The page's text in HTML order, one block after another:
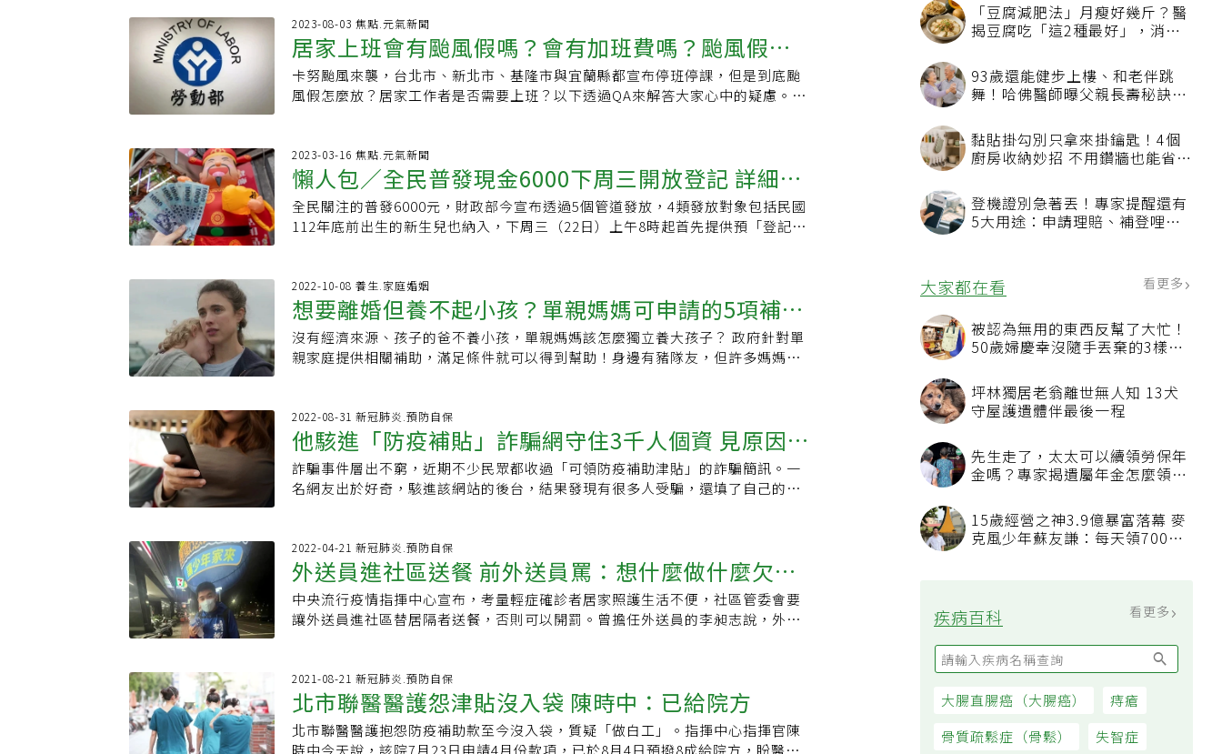
「豆腐減肥法」月瘦好幾斤？醫
揭豆腐吃「這2種最好」，消脹
93歲還能健步上樓、和老伴跳
舞！哈佛醫師曝父親長壽秘訣：
黏貼掛勾別只拿來掛鑰匙！4個
廚房收納妙招 不用鑽牆也能省空
登機證別急著丟！專家提醒還有
5大用途：申請理賠、補登哩程
大家都在看 看更多
被認為無用的東西反幫了大忙！
50歲婦慶幸沒隨手丟棄的3樣物
坪林獨居老翁離世無人知 13犬
守屋護遺體伴最後一程
先生走了，太太可以續領勞保年
金嗎？專家揭遺屬年金怎麼領，
15歲經營之神3.9億暴富落幕 麥
克風少年蘇友謙：每天領700元
疾病百科 看更多
大腸直腸癌（大腸癌）
痔瘡
骨質疏鬆症（骨鬆）
失智症
需經費已列入115年度預算並送交新竹市議會審議，盼市議會支持。待預算通過並
完成相關行政程序後，將會將申請方式及注意事項等規定公告周知。代理市長邱
臣遠表示，隨著高齡化社會來臨，市府除持續讓敬老卡更好用、續發安老津貼及
重陽敬老禮金、推廣共餐據點服務及提供免費假牙補助、帶狀皰疹疫苗補助外，
呷百二。
受惠，以國民年金人口160萬人最多。政府自101年起建立社福津貼及國民年金給
付調整機制，明定每4 年參照消費者物價指數（CPI）成長率，調整各項主要社福
津貼及國民年金給付額度，行政院曾於去年9月14日宣布，113年社福津貼及國民
年金依法參照112年較108年CPI成長率，暫估為7%調整給付額度，並於本月5日
公布112年CPI為105.52，較108年的98.30成長7.34%。社家署副署長周道君表
助，以及弱勢兒少生活補助、身障生活補助、中低收入老人收活津貼，發放時間
調整至當月10日前入帳。周道君說，因社福津貼發放行政作業是由地方政府進
行，過去常有縣市不同調的情況，社福資格與戶籍連動，若民眾有遷居情況，恐
會連何時拿到何種津貼都不清楚，故隨本次CPI調整，一併要求縣市統一發放時
放，並於今日前入帳。2月份起將依調增後之CPI 成長率 7.34%核發金額，同時
補足1月份核發之差額。國民年金則維持依法於次月底前核發，即2月底核發依
CPI成長率7.34%調增之1月份年金。各項社會福利津貼及國民年金給付調增情
形，依據地區、對象、補助項目及款別不同，調增金額在新台幣150元至1248元
不等，對於此次調整，民眾如有不清楚之處，可向戶籍所在地之直轄市及縣市政
2023-08-03 焦點.元氣新聞
居家上班會有颱風假嗎？會有加班費嗎？颱風假相
關資訊懶人包
卡努颱風來襲，台北市、新北市、基隆市與宜蘭縣都宣布停班停課，但是到底颱
風假怎麼放？居家工作者是否需要上班？以下透過QA來解答大家心中的疑慮。
作可能者，是否調整為居家工作，應由勞雇雙方於事前妥為約定。白話來說，就
是原本工作如果可以調整成居家工作，應該要事前約定，如果沒有事先約定好，
那麼員工是可以拒絕的。但勞動部也同時提醒，依照《天然災害發生事業單位勞
工出勤管理及工資給付要點》，颱風假屬於「無薪假」，雇主是可以不給薪。勞
動部補充說明，勞工因颱風來襲無法出勤者，就算是居家工作，但還是因受災而
不利之處分。如果是原本就居家工作的人，是不是就沒有颱風假？勞動部2023年
7月因杜蘇芮所發佈的新聞稿指出，原就約定居家工作的勞工，其勞務的履行，如
不因颱風來襲而有影響，可以依原約定履行勞務，雇主並應照給工資；但若仍受
有影響致無法提供勞務，雇主不得予以各項不利之處分。也就是說，颱風假的原
已經宣布停班停課，但老闆要求到公司上班，可以拒絕嗎？依照《天然災害發生
事業單位勞工出勤管理及工資給付要點》第六點，如果出現下列情形時，員工可
以拒絕出勤。●勞工工作所在地宣布停止辦公。●勞工工作所在地沒有宣布停止
辦公，但勞工因為颱風、洪水、地震等因素阻塞交通。●勞工工作所在地沒有宣
布停止辦公，但勞工的居住地區或其正常上（下）班必經地區被宣布停止辦公。
果颱風天出勤，會有加班費嗎？依照《天然災害發生事業單位勞工出勤管理及工
資給付要點》第七點，勞工因前點所定之情形無法出勤工作，雇主宜不扣發工
資。但應雇主之要求而出勤，雇主除當日工資照給外，宜加給勞工工資，並提供
交通工具、交通津貼或其他必要之協助。也就是說，如果當天本來就是工作天，
數企業會選擇給薪，或是提供額外津貼、交通工具等。颱風假居家上班可以請補
休嗎？每周2天進辦公室，3天居家辦公，颱風假當天居家上班，想說因為是居家
不影響工作繼續上班，但可以在進辦公室的日子申請補休嗎？104人力銀行強調，
颱風假非一般假勤，主要目的為保障員工出勤時的安全，居家上班者遇到颱風
2023-03-16 焦點.元氣新聞
懶人包／全民普發現金6000下周三開放登記 詳細4
步驟教學
全民關注的普發6000元，財政部今宣布透過5個管道發放，4類發放對象包括民國
112年底前出生的新生兒也納入，下周三（22日）上午8時起首先提供預「登記入
帳」及「特定對象造冊」5種方式，其中登記入帳可最快領到錢，再來是透過ATM
領現，原則上除了四大超商的ATM以外，還有8個公營行庫、部份民營銀行的ATM
可以領取。「登記入帳」管道，由財政部偕同數位部規劃建置專屬「6,000網站」
（https://6000.gov.tw），並於下周三(3月22日)上午8時起提供預登記服務，只
要透過手機、平板或者電腦上網填寫必要資料，免讀卡機、免插卡，後續登記資
底前出生的新生兒，也會納入發放對象。不過由於特別預算案還沒有通過，目前
尚無法撥款入帳。預估將在完成預算法定程序、總統公布生效後5個營業日開始陸
續撥款入帳。【5類發放對象】1.我國國民(含112年底前國內出生並領有出生證明
之新生兒)2.取得居留許可的無戶籍國民3.持永久居留證的外國人4.大陸地區人民
6000.gov.tw2.ATM領現：指定金融機構3.郵局領現4.直接入帳：特定對象，包含
領取勞保年金、國民年金、老農津貼、勞退、身障補助、中低收入老人津貼等民
眾。5.特定偏鄉造冊發放：屏東縣獅子鄉、花蓮萬榮鄉、臺東縣金峰鄉【「登記
入帳」方式】登記原則：由本人登記，父母或法定代理人可為未滿13歲的未成年
子女代領。登記網站：6,000網站登記期間：3月22日至3月26日。【註】登記前5
放修改以及查詢登記資料是否正確登記步驟第1步：用電腦或手機、平板連上「全
民共享普發現金」（https://6000.gov.tw）網站，點選「登記入帳」。第2步：
依序輸入領取者本人的「身分證字號或居留證號」、「金融機構代號」、「金融
機構帳號」及「健保卡號」。請注意金融機構帳戶資料必須填寫本人帳戶，才能
2022-10-08 養生.家庭婚姻
想要離婚但養不起小孩？單親媽媽可申請的5項補助
懶人包
沒有經濟來源、孩子的爸不養小孩，單親媽媽該怎麼獨立養大孩子？ 政府針對單
親家庭提供相關補助，滿足條件就可以得到幫助！身邊有豬隊友，但許多媽媽卻
補助，不管是生活，還是小孩的教育，政府都顧慮到了。特殊境遇家庭扶助特殊
境遇家庭扶助包括緊急生活扶助、子女生活津貼、子女教育補助、傷病醫療補
助、兒童托育津貼、法律訴訟補助及創業貸款補助。雖然一開始是為了幫助特殊
情況的婦女所創，但現在不止是女性可以申請，只要有符合條件的「單親家庭」
都可以申請！本文主要介紹「緊急生活扶助」、「子女生活津貼」、「子女教育
之外，大家要注意「子女生活津貼」以及「傷病醫療補助」還有額外的申請條件
喔！申請資格申請人的家庭總收入÷全家人口後，須符合以下3點：1.每人每月未
超過政府當年公布最低生活費2.5倍2.台灣地區平均每人每月消費支出1.5倍3.家庭
財產未超過中央主管機關公告之一定金額並擁有下列其中一種身份：．65歲以
力受害．未婚懷孕婦女，懷胎三個月以上至生產二個月內．因離婚、喪偶、未婚
生子獨自扶養18歲以下子女．無工作能力的祖父母扶養18歲以下父母無力扶養之
孫子女，或雖有工作能力，因遭遇重大傷病或照顧6歲以下子女或孫子女致不能工
作．配偶處一年以上之徒刑或受拘束人身自由之保安處分一年以上，且在執行
2022-08-31 新冠肺炎.預防自保
他駭進「防疫補貼」詐騙網守住3千人個資 見原因欄
心好酸
詐騙事件層出不窮，近期不少民眾都收過「可領防疫補助津貼」的詐騙簡訊。一
名網友出於好奇，駭進該網站的後台，結果發現有很多人受騙，還填了自己的銀
領防疫補助補貼」的詐騙簡訊，呼籲大家請勿相信類似網站，也要多提醒家中長
輩，台灣政府的網站一率是.gov.tw結尾，它國通常為.gov.國家代碼，govtw 這
類一定是詐騙網站。原po指出，點進後發現該網站相當簡陋，但仍有人相信，並
填寫相關資料，但他也相信會填寫的人可能是「急需用錢」、「家境困難」才會
輕易上當。基於好奇心，他便駭進該網站的後台，發現有非常多人信以為真，且
3000多人的資料」。但原po也坦言，在刪的時候其實看了很不捨，因為資料庫的
欄位中有一欄是原因，大部分的人都寫「沒辦法了」、「累了」，讓他看了心裡
一陣酸。文章曝光後，網友們狂讚原Po的善舉，「欸不是！也太厲害了吧！有技
術又有良心」、「有能力的人做對的事！祝你去外面上廁所都有衛生紙，好人一
2022-04-21 新冠肺炎.預防自保
外送員進社區送餐 前外送員罵：想什麼做什麼欠缺
配套
中央流行疫情指揮中心宣布，考量輕症確診者居家照護生活不便，社區管委會要
讓外送員進社區替居隔者送餐，否則可以開罰。曾擔任外送員的李昶志說，外送
去年曾發生居家隔離者訂餐未點選「零接觸」服務，到場後對方才用酒精消毒現
金，這時要外送員怎麼辦？此事發生後，不敢再當外送員。李昶志批評，外送員
送一單不到50元，每小時收入僅百餘元，防疫小黃有大規模的防護跟雙倍津貼，
外送員或大樓管理員卻沒有，國內預計未來將會有大規模疫情展開，台灣不是防
2021-08-21 新冠肺炎.預防自保
北市聯醫醫護怨津貼沒入袋 陳時中：已給院方
北市聯醫醫護抱怨防疫補助款至今沒入袋，質疑「做白工」。指揮中心指揮官陳
時中今天說，該院7月23日申請4月份款項，已於8月4日預撥8成給院方，盼醫護